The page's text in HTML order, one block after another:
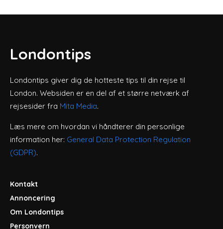
Londontips
Londontips giver dig de hotteste tips til din rejse til
London. Websiden er en del af et større netværk af
rejsesider fra Mita Media.
Læs mere om hvordan vi håndterer din personlige
information her: General Data Protection Regulation
(GDPR).
Kontakt
Annoncering
Om Londontips
Personvern